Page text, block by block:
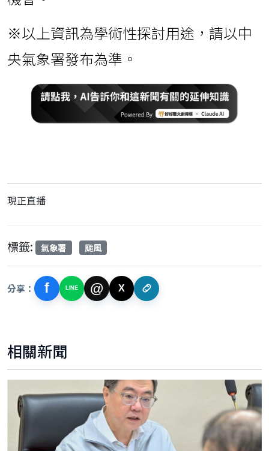
※以上資訊為學術性探討用途，請以中
央氣象署發布為準。
現正直播
標籤: 氣象署 颱風
分享： f LINE @ X
相關新聞